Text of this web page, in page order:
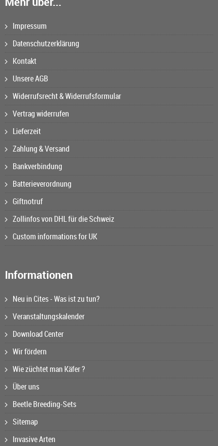
Impressum
Datenschutzerklärung
Kontakt
Unsere AGB
Widerrufsrecht & Widerrufsformular
Vertrag widerrufen
Lieferzeit
Zahlung & Versand
Bankverbindung
Batterieverordnung
Giftnotruf
Zollinfos von DHL für die Schweiz
Custom informations for UK
Informationen
Neu in Cites - Was ist zu tun?
Veranstaltungskalender
Download Center
Wir fördern
Wie züchtet man Käfer ?
Über uns
Beetle Breeding-Sets
Sitemap
Invasive Arten